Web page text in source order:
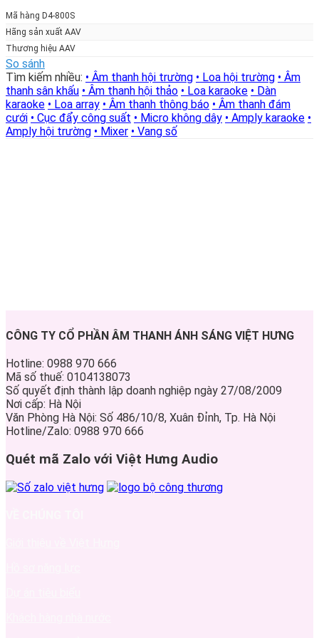
là:
21.750.000₫.
Mã hàng D4-800S
Hãng sản xuất AAV
Thương hiệu AAV
So sánh
Tìm kiếm nhiều: • Âm thanh hội trường • Loa hội trường • Âm
thanh sân khấu • Âm thanh hội thảo • Loa karaoke • Dàn
karaoke • Loa array • Âm thanh thông báo • Âm thanh đám
cưới • Cục đẩy công suất • Micro không dây • Amply karaoke •
Amply hội trường • Mixer • Vang số
CÔNG TY CỔ PHẦN ÂM THANH ÁNH SÁNG VIỆT HƯNG
Hotline: 0988 970 666
Mã số thuế: 0104138073
Số quyết định thành lập doanh nghiệp ngày 27/08/2009
Nơi cấp: Hà Nội
Văn Phòng Hà Nội: Số 486/10/8, Xuân Đỉnh, Tp. Hà Nội
Hotline/Zalo: 0988 970 666
Quét mã Zalo với Việt Hưng Audio